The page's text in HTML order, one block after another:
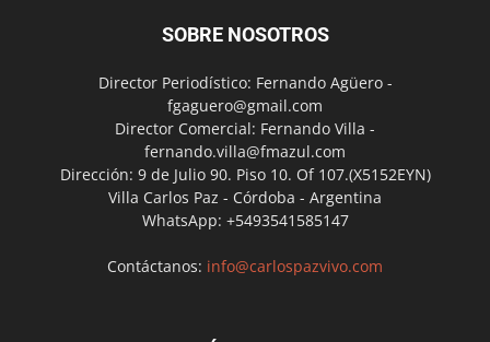
SOBRE NOSOTROS
Director Periodístico: Fernando Agüero -
fgaguero@gmail.com
Director Comercial: Fernando Villa -
fernando.villa@fmazul.com
Dirección: 9 de Julio 90. Piso 10. Of 107.(X5152EYN)
Villa Carlos Paz - Córdoba - Argentina
WhatsApp: +5493541585147
Contáctanos: info@carlospazvivo.com